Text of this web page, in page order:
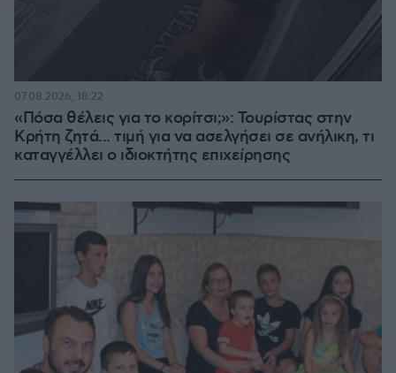
«Πόσα θέλεις για το κορίτσι;»: Τουρίστας στην
Κρήτη ζητά... τιμή για να ασελγήσει σε ανήλικη, τι
καταγγέλλει ο ιδιοκτήτης επιχείρησης
07.08.2026, 18:22